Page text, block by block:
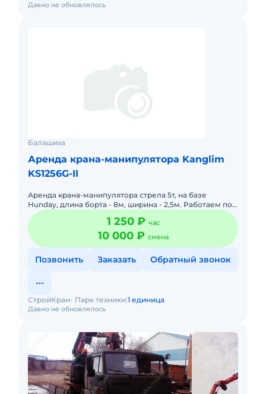
Давно не обновлялось
Балашиха
Аренда крана-манипулятора Kanglim
KS1256G-II
Аренда крана-манипулятора стрела 5т, на базе
Hunday, длина борта - 8м, ширина - 2,5м. Работаем по
Москве и области. Любая форма оплаты.
1 250 ₽ час
10 000 ₽ смена
Позвонить Заказать Обратный звонок
Давно не обновлялось
СтройКран Парк техники:1 единица